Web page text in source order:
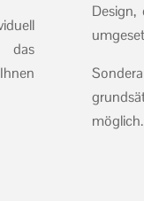
das
Design,
möglich.